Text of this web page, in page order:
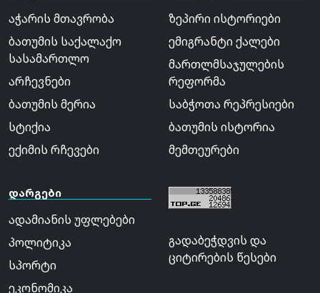
აჭარის მთავრობა
ბათუმის საქალაქო
სასამართლო
არჩევნები
ბათუმის მერია
სტიქია
ექიმის რჩევები
ზეპირი ისტორიები
ემიგრანტი ქალები
მართლმსაჯულების
რეფორმა
საბჭოთა რეპრესიები
ბათუმის ისტორია
მემთეურები
დარგები
ადამიანის უფლებები
პოლიტიკა
სპორტი
ეკონომიკა
გადაბეჭდვის და
ციტირების წესები